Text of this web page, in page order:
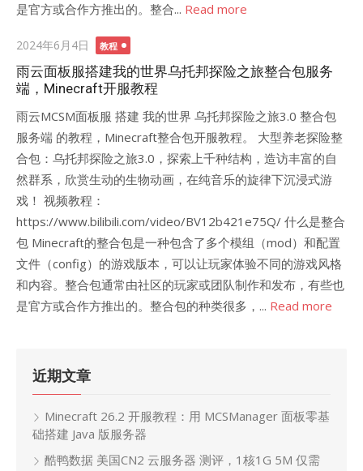
是官方或合作方推出的。整合... Read more
Posted
on
2024年6月4日 教程
雨云面板服搭建我的世界乌托邦探险之旅整合包服务
端，Minecraft开服教程
雨云MCSM面板服 搭建 我的世界 乌托邦探险之旅3.0 整合包
服务端 的教程，Minecraft整合包开服教程。 大型养老探险整
合包：乌托邦探险之旅3.0，探索上千种结构，造访丰富的自
然群系，欣赏生动的生物动画，在纯音乐的旋律下沉浸式游
戏！ 视频教程：
https://www.bilibili.com/video/BV12b421e75Q/ 什么是整合
包 Minecraft的整合包是一种包含了多个模组（mod）和配置
文件（config）的游戏版本，可以让玩家体验不同的游戏风格
和内容。整合包通常由社区的玩家或团队制作和发布，有些也
是官方或合作方推出的。整合包的种类很多，... Read more
近期文章
Minecraft 26.2 开服教程：用 MCSManager 面板零基
础搭建 Java 版服务器
酷鸭数据 美国CN2 云服务器 测评，1核1G 5M 仅需